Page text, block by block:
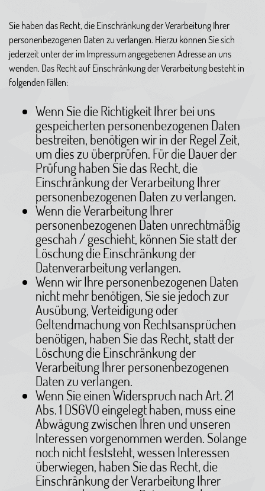
Sie haben das Recht, die Einschränkung der Verarbeitung Ihrer
personenbezogenen Daten zu verlangen. Hierzu können Sie sich
jederzeit unter der im Impressum angegebenen Adresse an uns
wenden. Das Recht auf Einschränkung der Verarbeitung besteht in
folgenden Fällen:
Wenn Sie die Richtigkeit Ihrer bei uns
gespeicherten personenbezogenen Daten
bestreiten, benötigen wir in der Regel Zeit,
um dies zu überprüfen. Für die Dauer der
Prüfung haben Sie das Recht, die
Einschränkung der Verarbeitung Ihrer
personenbezogenen Daten zu verlangen.
Wenn die Verarbeitung Ihrer
personenbezogenen Daten unrechtmäßig
geschah / geschieht, können Sie statt der
Löschung die Einschränkung der
Datenverarbeitung verlangen.
Wenn wir Ihre personenbezogenen Daten
nicht mehr benötigen, Sie sie jedoch zur
Ausübung, Verteidigung oder
Geltendmachung von Rechtsansprüchen
benötigen, haben Sie das Recht, statt der
Löschung die Einschränkung der
Verarbeitung Ihrer personenbezogenen
Daten zu verlangen.
Wenn Sie einen Widerspruch nach Art. 21
Abs. 1 DSGVO eingelegt haben, muss eine
Abwägung zwischen Ihren und unseren
Interessen vorgenommen werden. Solange
noch nicht feststeht, wessen Interessen
überwiegen, haben Sie das Recht, die
Einschränkung der Verarbeitung Ihrer